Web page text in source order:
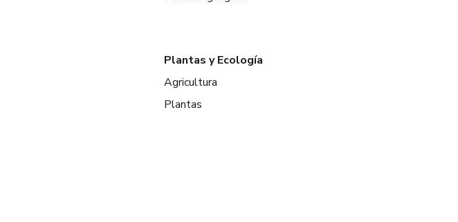
Plantas y Ecología
Agricultura
Plantas